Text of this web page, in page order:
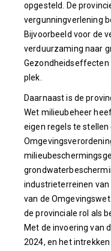
opgesteld. De
vergunningverlening
Bijvoorbeeld voor de
verduurzaming naar
Gezondheidseffecten
plek.
Daarnaast is de
Wet milieubeheer
eigen regels te
industrieterreinen van
van de
de provinciale rol als
Met de invoering van
2024, en het